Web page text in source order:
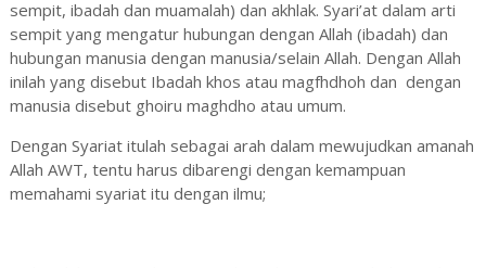
sempit, ibadah dan muamalah) dan akhlak. Syari’at dalam arti
sempit yang mengatur hubungan dengan Allah (ibadah) dan
hubungan manusia dengan manusia/selain Allah. Dengan Allah
inilah yang disebut Ibadah khos atau magfhdhoh dan dengan
manusia disebut ghoiru maghdho atau umum.
Dengan Syariat itulah sebagai arah dalam mewujudkan amanah
Allah AWT, tentu harus dibarengi dengan kemampuan
memahami syariat itu dengan ilmu;